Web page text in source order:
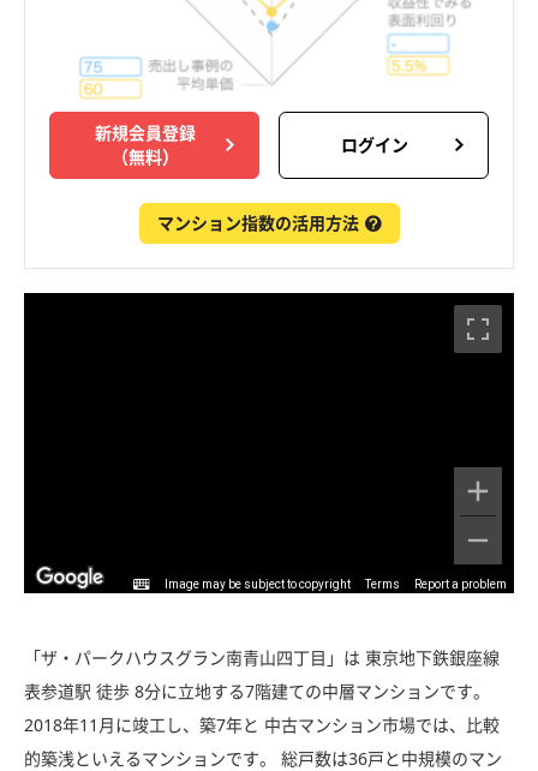
新規会員登録
（無料）
ログイン
マンション指数の活用方法
Image may be subject to copyright Terms Report a problem
「ザ・パークハウスグラン南青山四丁目」は 東京地下鉄銀座線
表参道駅 徒歩 8分に立地する7階建ての中層マンションです。
2018年11月に竣工し、築7年と 中古マンション市場では、比較
的築浅といえるマンションです。 総戸数は36戸と中規模のマン